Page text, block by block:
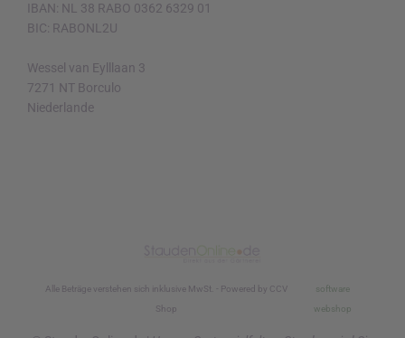
IBAN: NL 38 RABO 0362 6329 01
BIC: RABONL2U
Wessel van Eylllaan 3
7271 NT Borculo
Niederlande
Alle Beträge verstehen sich inklusive MwSt. - Powered by CCV
Shop
software
webshop